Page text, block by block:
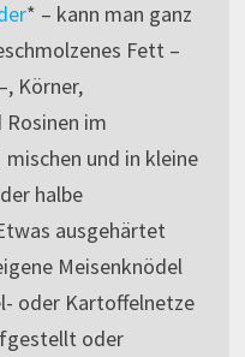
* – kann man ganz
Fett –
Körner,
im
und in kleine
halbe
ausgehärtet
Meisenknödel
oder Kartoffelnetze
oder